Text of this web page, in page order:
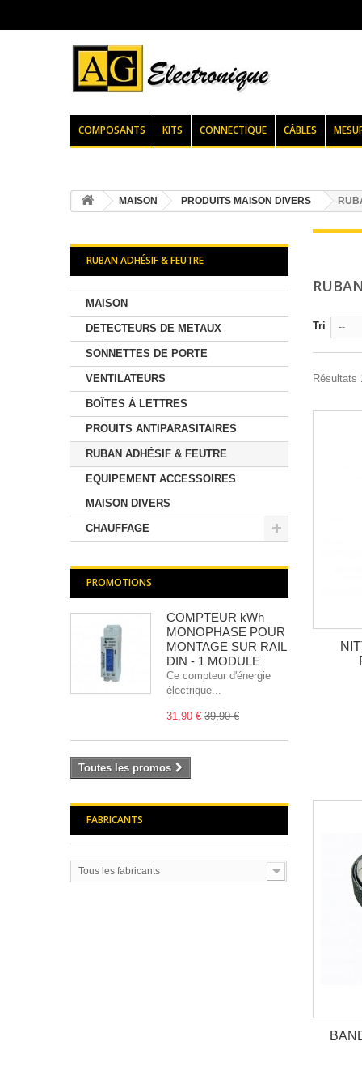
COMPOSANTS KITS CONNECTIQUE CÂBLES
MAISON PRODUITS MAISON DIVERS
RUBAN ADHÉSIF & FEUTRE
MAISON
DETECTEURS DE METAUX
SONNETTES DE PORTE
VENTILATEURS
BOÎTES À LETTRES
PROUITS ANTIPARASITAIRES
RUBAN ADHÉSIF & FEUTRE
EQUIPEMENT ACCESSOIRES
MAISON DIVERS
CHAUFFAGE
PROMOTIONS
COMPTEUR kWh
MONOPHASE POUR
MONTAGE SUR RAIL
DIN - 1 MODULE
Ce compteur d'énergie
électrique...
31,90 € 39,90 €
Toutes les promos
FABRICANTS
Tous les fabricants
Tri --
Résultats